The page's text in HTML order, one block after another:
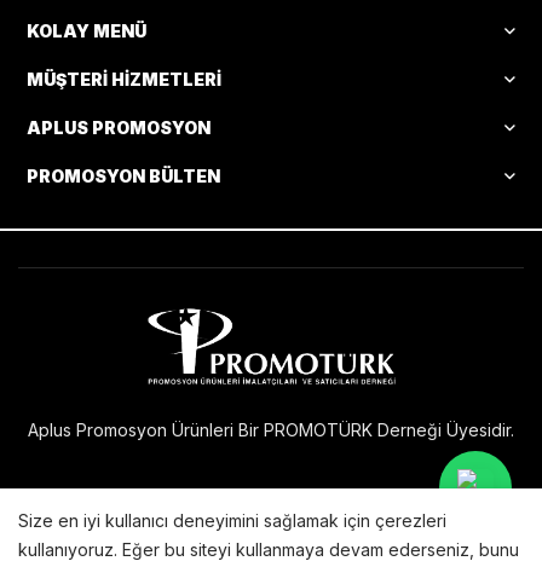
KOLAY MENÜ
MÜŞTERI HIZMETLERI
APLUS PROMOSYON
PROMOSYON BÜLTEN
Aplus Promosyon Ürünleri Bir PROMOTÜRK Derneği Üyesidir.
Bu internet sitesiX Technologysunucularında barındırılmakta ve
Size en iyi kullanıcı deneyimini sağlamak için çerezleri
kullanıyoruz. Eğer bu siteyi kullanmaya devam ederseniz, bunu